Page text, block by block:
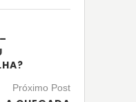
Próximo Post